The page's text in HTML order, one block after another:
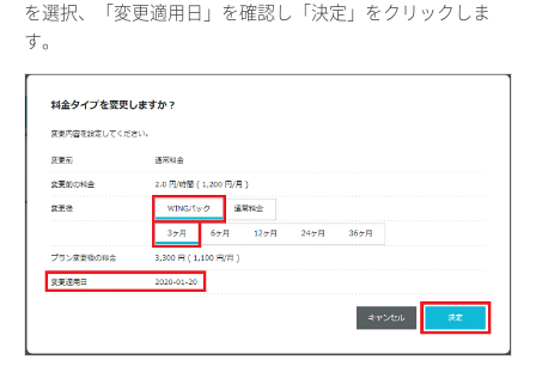
を選択、「変更適用日」を確認し「決定」をクリックしま
す。